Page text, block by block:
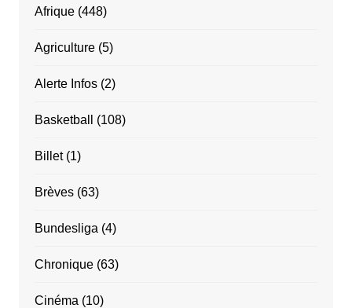
Afrique(448)
Agriculture(5)
Alerte Infos(2)
Basketball (108)
Billet(1)
Brèves(63)
Bundesliga (4)
Chronique(63)
Cinéma (10)